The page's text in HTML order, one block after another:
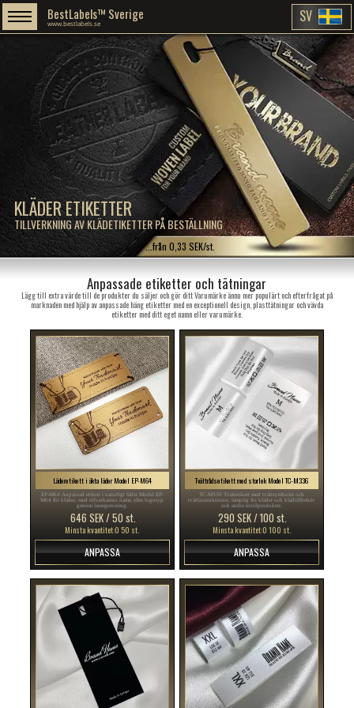
KLÄDER ETIKETTER
TILLVERKNING AV KLÄDETIKETTER PÅ BESTÄLLNING
BestLabels™ Sverige
www.bestlabels.se SV
...från 0,33 SEK/st.
Anpassade etiketter och tätningar
Lägg till extra värde till de produkter du säljer och gör ditt Varumärke ännu mer populärt och efterfrågat på
marknaden med hjälp av anpassade häng etiketter med en exceptionell design, plasttätningar och vävda
etiketter med ditt eget namn eller varumärke.
Läderetikett i äkta läder Model EP-M64
EP-M64 Anpassad etikett i naturligt läder Model EP-
M64 för kläder, med tillverkarens namn eller logotyp
genom lasergravering.
646 SEK / 50 st.
Minsta kvantitet:0 50 st.
ANPASSA
Tvättrådsetikett med storlek Model TC-M336
TC-M336 Tvättetikett med tvättsymboler och
tvättinstruktioner, lämplig för kläder och klädtillbehör
och andra textilprodukter.
290 SEK / 100 st.
Minsta kvantitet:0 100 st.
ANPASSA